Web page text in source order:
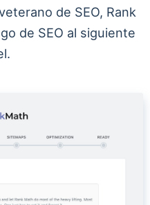
de SEO, Rank
de SEO al siguiente